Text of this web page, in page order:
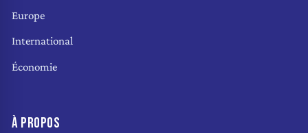
Europe
International
Économie
À PROPOS